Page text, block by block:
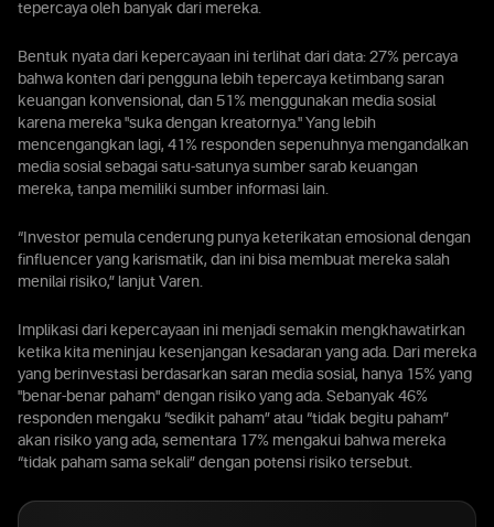
tepercaya oleh banyak dari mereka.
Bentuk nyata dari kepercayaan ini terlihat dari data: 27% percaya
bahwa konten dari pengguna lebih tepercaya ketimbang saran
keuangan konvensional, dan 51% menggunakan media sosial
karena mereka "suka dengan kreatornya." Yang lebih
mencengangkan lagi, 41% responden sepenuhnya mengandalkan
media sosial sebagai satu-satunya sumber sarab keuangan
mereka, tanpa memiliki sumber informasi lain.
“Investor pemula cenderung punya keterikatan emosional dengan
finfluencer yang karismatik, dan ini bisa membuat mereka salah
menilai risiko,” lanjut Varen.
Implikasi dari kepercayaan ini menjadi semakin mengkhawatirkan
ketika kita meninjau kesenjangan kesadaran yang ada. Dari mereka
yang berinvestasi berdasarkan saran media sosial, hanya 15% yang
"benar-benar paham" dengan risiko yang ada. Sebanyak 46%
responden mengaku “sedikit paham” atau “tidak begitu paham”
akan risiko yang ada, sementara 17% mengakui bahwa mereka
“tidak paham sama sekali” dengan potensi risiko tersebut.